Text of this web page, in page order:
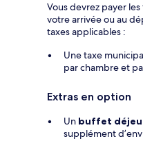
Vous devrez payer
votre arrivée ou au
taxes applicables :
Une taxe
par chambre et
Extras en option
Un buffet
supplément